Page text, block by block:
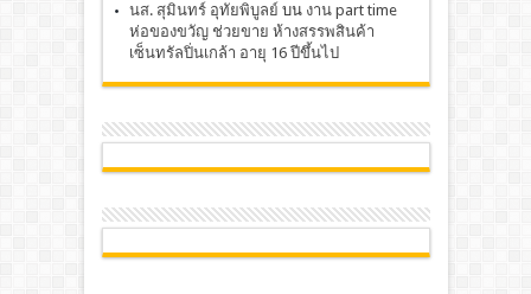
นส. สุมินทร์ อุทัยพิบูลย์ บน งาน part time
ห่อของขวัญ ช่วยขาย ห้างสรรพสินค้า
เซ็นทรัลปิ่นเกล้า อายุ 16 ปีขึ้นไป